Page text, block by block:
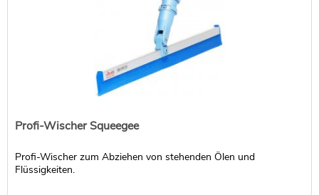
Profi-Wischer Squeegee
Profi-Wischer zum Abziehen von stehenden Ölen und
Flüssigkeiten.